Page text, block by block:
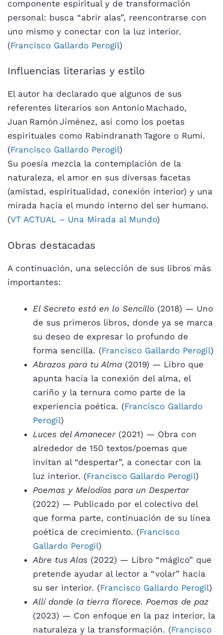
componente espiritual y de transformación
personal: busca “abrir alas”, reencontrarse con
uno mismo y conectar con la luz interior.
(Francisco Gallardo Perogil)
Influencias literarias y estilo
El autor ha declarado que algunos de sus
referentes literarios son Antonio Machado,
Juan Ramón Jiménez, así como los poetas
espirituales como Rabindranath Tagore o Rumi.
(Francisco Gallardo Perogil)
Su poesía mezcla la contemplación de la
naturaleza, el amor en sus diversas facetas
(amistad, espiritualidad, conexión interior) y una
mirada hacia el mundo interno del ser humano.
(VT ACTUAL – Una Mirada al Mundo)
Obras destacadas
A continuación, una selección de sus libros más
importantes:
El Secreto está en lo Sencillo (2018) — Uno
de sus primeros libros, donde ya se marca
su deseo de expresar lo profundo de
forma sencilla. (Francisco Gallardo Perogil)
Abrazos para tu Alma (2019) — Libro que
apunta hacia la conexión del alma, el
cariño y la ternura como parte de la
experiencia poética. (Francisco Gallardo
Perogil)
Luces del Amanecer (2021) — Obra con
alrededor de 150 textos/poemas que
invitan al “despertar”, a conectar con la
luz interior. (Francisco Gallardo Perogil)
Poemas y Melodías para un Despertar
(2022) — Publicado por el colectivo del
que forma parte, continuación de su línea
poética de crecimiento. (Francisco
Gallardo Perogil)
Abre tus Alas (2022) — Libro “mágico” que
pretende ayudar al lector a “volar” hacia
su ser interior. (Francisco Gallardo Perogil)
Allí donde la tierra florece. Poemas de paz
(2023) — Con enfoque en la paz interior, la
naturaleza y la transformación. (Francisco